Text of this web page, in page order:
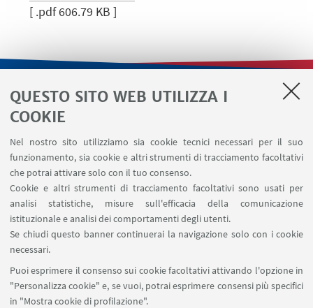
QUESTO SITO WEB UTILIZZA I
COOKIE
Nel nostro sito utilizziamo sia cookie tecnici necessari per il suo
funzionamento, sia cookie e altri strumenti di tracciamento facoltativi
che potrai attivare solo con il tuo consenso.
Cookie e altri strumenti di tracciamento facoltativi sono usati per
analisi statistiche, misure sull'efficacia della comunicazione
istituzionale e analisi dei comportamenti degli utenti.
Se chiudi questo banner continuerai la navigazione solo con i cookie
necessari.
Puoi esprimere il consenso sui cookie facoltativi attivando l'opzione in
"Personalizza cookie" e, se vuoi, potrai esprimere consensi più specifici
in "Mostra cookie di profilazione".
[ .pdf 606.79 KB ]
LINK UTILI
Area riservata
Area DIT
SEGUI IL DIPARTIMENTO SU:
SEGUI UNIBO SU: